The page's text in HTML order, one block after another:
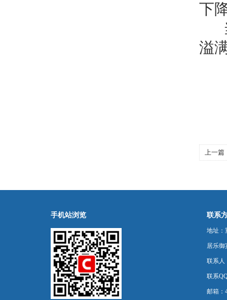
下
当
溢
上一篇
手机站浏览 联系
地址：
居乐御
联系人
联系
邮箱：